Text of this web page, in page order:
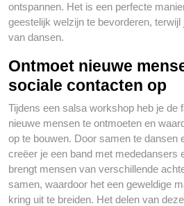
ontspannen. Het is een perfecte
geestelijk welzijn te bevorderen,
van dansen.
Ontmoet nieuwe
sociale contacten op
Tijdens een salsa workshop heb je de
nieuwe mensen te ontmoeten en
op te bouwen. Door samen te dansen
creëer je een band met mededansers
brengt mensen van verschillende
samen, waardoor het een geweldige
kring uit te breiden. Het delen van